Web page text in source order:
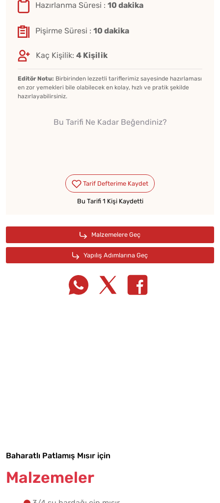
Hazırlanma Süresi : 10 dakika
Pişirme Süresi : 10 dakika
Kaç Kişilik: 4 Kişilik
Editör Notu: Birbirinden lezzetli tariflerimiz sayesinde hazırlaması
en zor yemekleri bile olabilecek en kolay, hızlı ve pratik şekilde
hazırlayabilirsiniz.
Bu Tarifi Ne Kadar Beğendiniz?
Bu Tarifi 1 Kişi Kaydetti
Baharatlı Patlamış Mısır için
Malzemeler